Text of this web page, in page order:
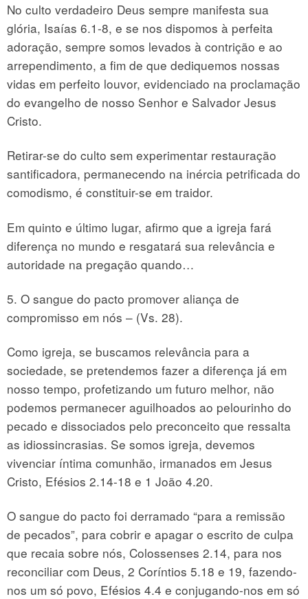
No culto verdadeiro Deus sempre manifesta sua
glória, Isaías 6.1-8, e se nos dispomos à perfeita
adoração, sempre somos levados à contrição e ao
arrependimento, a fim de que dediquemos nossas
vidas em perfeito louvor, evidenciado na proclamação
do evangelho de nosso Senhor e Salvador Jesus
Cristo.
Retirar-se do culto sem experimentar restauração
santificadora, permanecendo na inércia petrificada do
comodismo, é constituir-se em traidor.
Em quinto e último lugar, afirmo que a igreja fará
diferença no mundo e resgatará sua relevância e
autoridade na pregação quando…
5. O sangue do pacto promover aliança de
compromisso em nós – (Vs. 28).
Como igreja, se buscamos relevância para a
sociedade, se pretendemos fazer a diferença já em
nosso tempo, profetizando um futuro melhor, não
podemos permanecer aguilhoados ao pelourinho do
pecado e dissociados pelo preconceito que ressalta
as idiossincrasias. Se somos igreja, devemos
vivenciar íntima comunhão, irmanados em Jesus
Cristo, Efésios 2.14-18 e 1 João 4.20.
O sangue do pacto foi derramado “para a remissão
de pecados”, para cobrir e apagar o escrito de culpa
que recaia sobre nós, Colossenses 2.14, para nos
reconciliar com Deus, 2 Coríntios 5.18 e 19, fazendo-
nos um só povo, Efésios 4.4 e conjugando-nos em só